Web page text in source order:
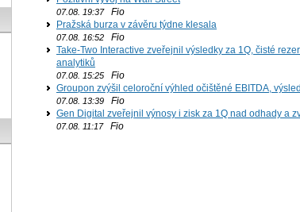
07.08. 19:37Fio
Pražská burza v závěru týdne klesala
07.08. 16:52 Fio
Take-Two Interactive zveřejnil výsledky za 1Q, čisté
analytiků
07.08. 15:25 Fio
Groupon zvýšil celoroční výhled očištěné EBITDA,
07.08. 13:39 Fio
Gen Digital zveřejnil výnosy i zisk za 1Q nad odhady a
07.08. 11:17Fio